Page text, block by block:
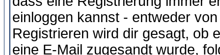
einloggen kannst - entweder
Registrieren wird dir gesagt, ob
eine E-Mail zugesandt wurde,